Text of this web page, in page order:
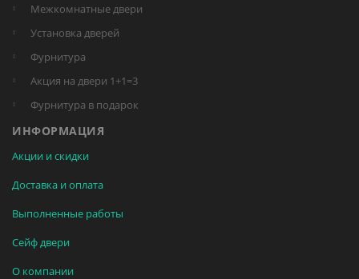
Межкомнатные двери
Установка дверей
Фурнитура
Акция на двери 1+1=3
Фурнитура в подарок
ИНФОРМАЦИЯ
Акции и скидки
Доставка и оплата
Выполненные работы
Сейф двери
О компании